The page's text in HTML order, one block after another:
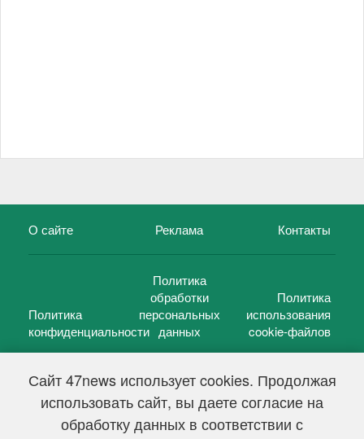
Сайт 47news использует cookies. Продолжая
использовать сайт, вы даете согласие на
обработку данных в соответствии с
О сайте Реклама Контакты
Политика
конфиденциальности
Политика
обработки
персональных
данных
Политика
использования
cookie-файлов
47 новостей (47 news)2005 — 2026 г.
Свидетельство о регистрации СМИ Эл № ФС 77-39848, выдано